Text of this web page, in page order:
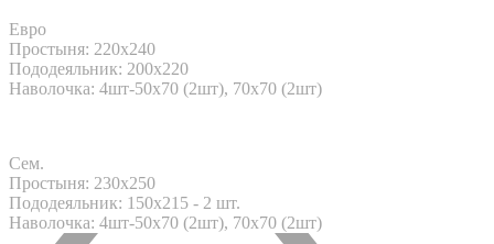
Евро
Простыня: 220x240
Пододеяльник: 200x220
Наволочка: 4шт-50х70 (2шт), 70х70 (2шт)
Сем.
Простыня: 230x250
Пододеяльник: 150x215 - 2 шт.
Наволочка: 4шт-50х70 (2шт), 70х70 (2шт)